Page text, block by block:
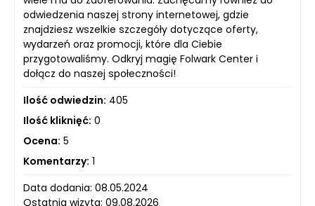
odwiedzenia naszej strony internetowej, gdzie
znajdziesz wszelkie szczegóły dotyczące oferty,
wydarzeń oraz promocji, które dla Ciebie
przygotowaliśmy. Odkryj magię Folwark Center i
dołącz do naszej społeczności!
Ilość odwiedzin: 405
Ilość kliknięć: 0
Ocena: 5
Komentarzy: 1
Data dodania: 08.05.2024
Ostatnia wizyta: 09.08.2026